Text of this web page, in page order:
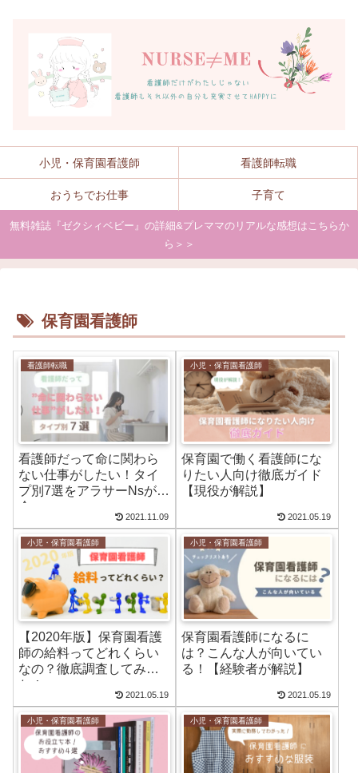
小児・保育園看護師 看護師転職
おうちでお仕事 子育て
無料雑誌『ゼクシィベビー』の詳細&プレママのリアルな感想はこちらか
ら＞＞
保育園看護師
看護師転職
看護師だって命に関わら
ない仕事がしたい！タイ
プ別7選をアラサーNsが紹
介
2021.11.09
小児・保育園看護師
保育園で働く看護師にな
りたい人向け徹底ガイド
【現役が解説】
2021.05.19
小児・保育園看護師
【2020年版】保育園看護
師の給料ってどれくらい
なの？徹底調査してみ
た！
2021.05.19
小児・保育園看護師
保育園看護師になるに
は？こんな人が向いてい
る！【経験者が解説】
2021.05.19
小児・保育園看護師 小児・保育園看護師